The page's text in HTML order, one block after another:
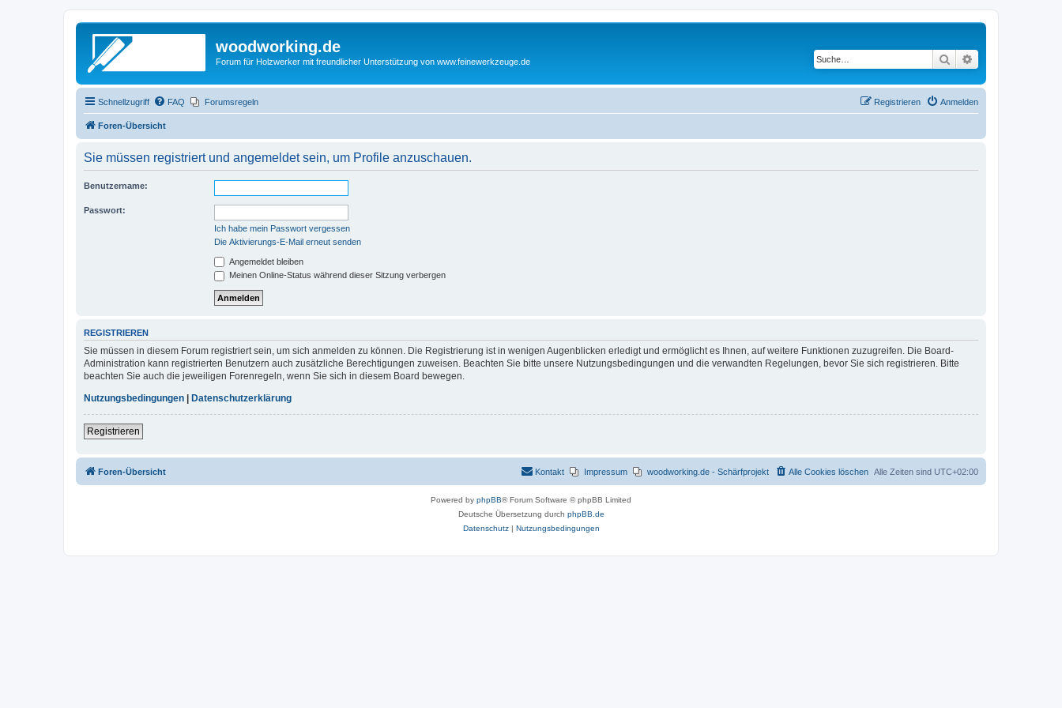
woodworking.de
Forum für Holzwerker mit freundlicher Unterstützung von www.feinewerkzeuge.de Suche
Schnellzugriff FAQ Forumsregeln Anmelden
Registrieren
Foren-Übersicht
Sie müssen registriert und angemeldet sein, um Profile anzuschauen.
Benutzername:
Passwort:
Ich habe mein Passwort vergessen
Die Aktivierungs-E-Mail erneut senden
Angemeldet bleiben
Meinen Online-Status während dieser Sitzung verbergen
REGISTRIEREN
Sie müssen in diesem Forum registriert sein, um sich anmelden zu können. Die Registrierung ist in wenigen Augenblicken erledigt und ermöglicht es Ihnen, auf weitere Funktionen zuzugreifen. Die Board-
Administration kann registrierten Benutzern auch zusätzliche Berechtigungen zuweisen. Beachten Sie bitte unsere Nutzungsbedingungen und die verwandten Regelungen, bevor Sie sich registrieren. Bitte
beachten Sie auch die jeweiligen Forenregeln, wenn Sie sich in diesem Board bewegen.
Nutzungsbedingungen
Datenschutzerklärung
Registrieren
Foren-Übersicht Alle Zeiten sind UTC+02:00
Alle Cookies löschen
woodworking.de - Schärfprojekt
Impressum
Kontakt
Powered by phpBB® Forum Software © phpBB Limited
Deutsche Übersetzung durch phpBB.de
Datenschutz| Nutzungsbedingungen